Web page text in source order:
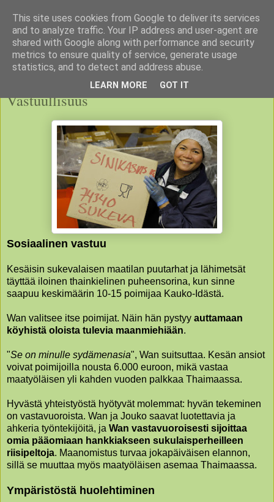
Vastuullisuus
Sosiaalinen vastuu
Kesäisin sukevalaisen maatilan puutarhat ja lähimetsät
täyttää iloinen thainkielinen puheensorina, kun sinne
saapuu keskimäärin 10-15 poimijaa Kauko-Idästä.
Wan valitsee itse poimijat. Näin hän pystyy auttamaan
köyhistä oloista tulevia maanmiehiään.
"Se on minulle sydämenasia", Wan suitsuttaa. Kesän ansiot
voivat poimijoilla nousta 6.000 euroon, mikä vastaa
maatyöläisen yli kahden vuoden palkkaa Thaimaassa.
Hyvästä yhteistyöstä hyötyvät molemmat: hyvän tekeminen
on vastavuoroista. Wan ja Jouko saavat luotettavia ja
ahkeria työntekijöitä, ja Wan vastavuoroisesti sijoittaa
omia pääomiaan hankkiakseen sukulaisperheilleen
riisipeltoja. Maanomistus turvaa jokapäiväisen elannon,
sillä se muuttaa myös maatyöläisen asemaa Thaimaassa.
Ympäristöstä huolehtiminen
This site uses cookies from Google to deliver its services
and to analyze traffic. Your IP address and user-agent are
shared with Google along with performance and security
metrics to ensure quality of service, generate usage
statistics, and to detect and address abuse.
LEARN MORE GOT IT